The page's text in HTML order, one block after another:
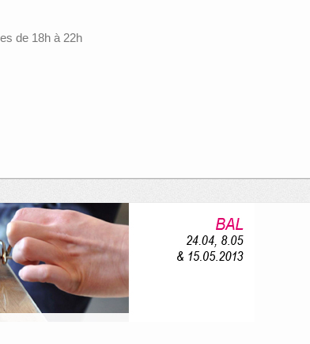
de 18h à 22h